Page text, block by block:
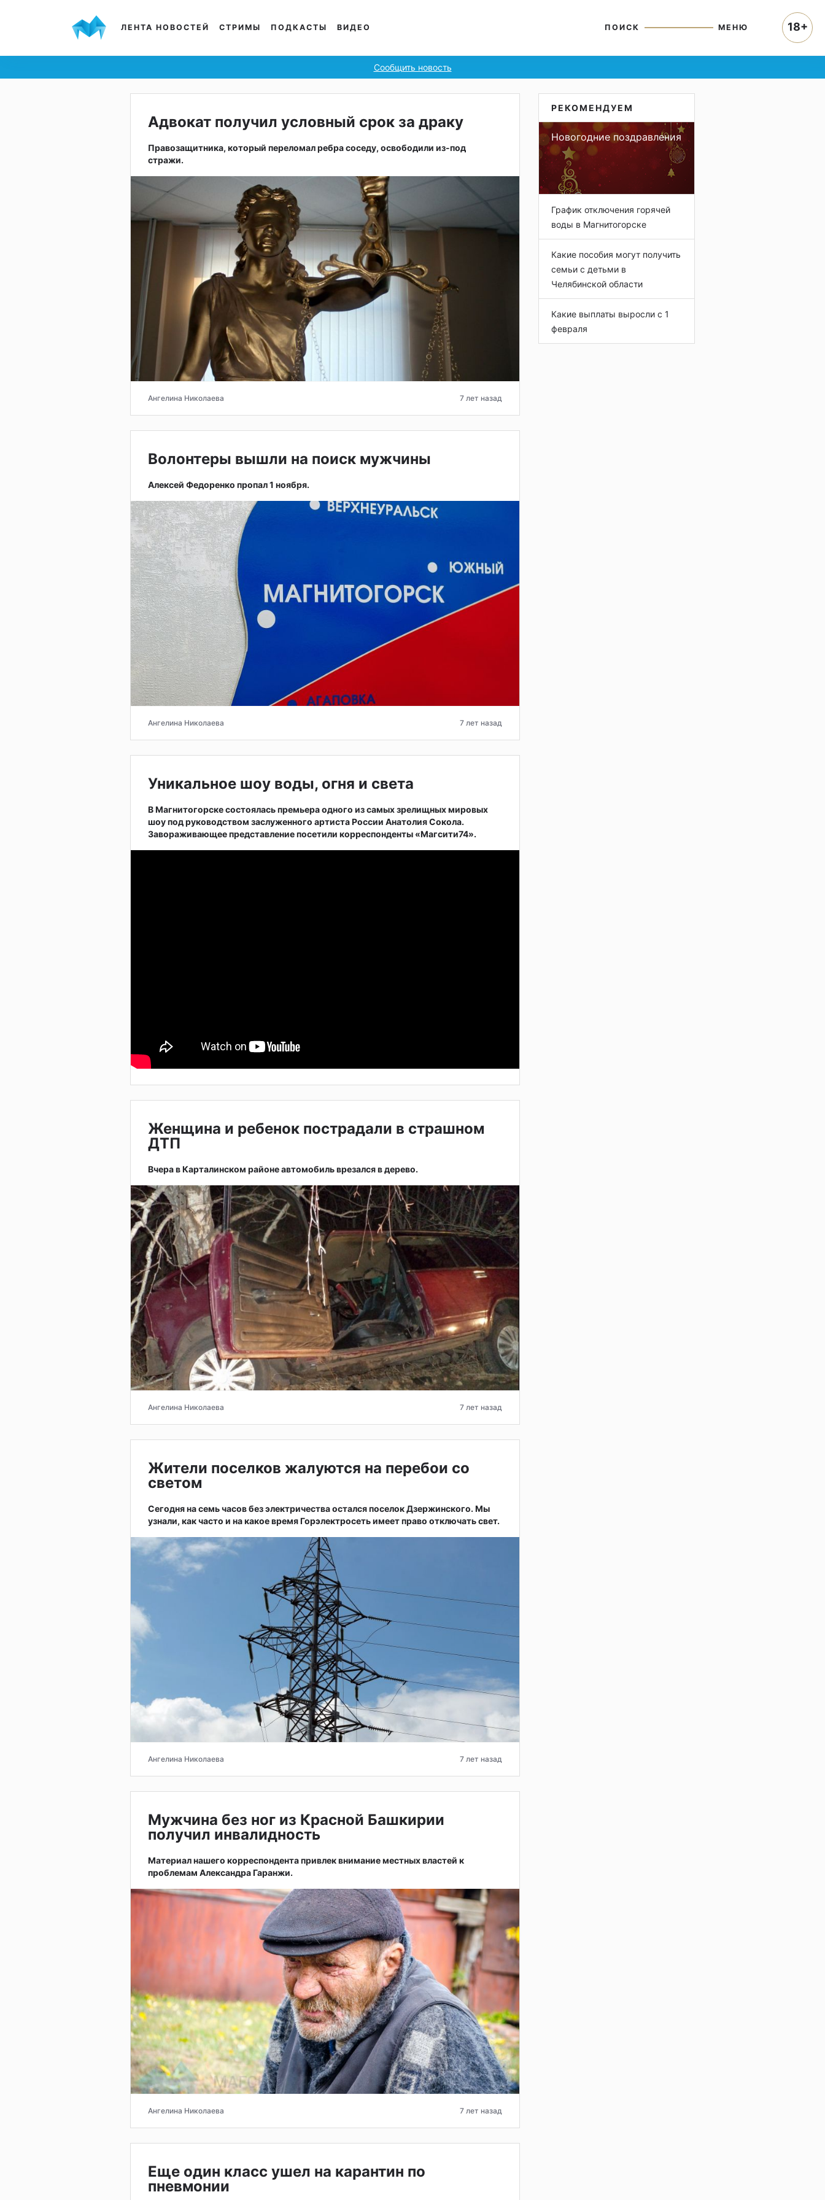
ЛЕНТА НОВОСТЕЙ СТРИМЫ ПОДКАСТЫ ВИДЕО ПОИСК МЕНЮ
Сообщить новость
Адвокат получил условный срок за драку
Правозащитника, который переломал ребра соседу, освободили из-под
стражи.
Ангелина Николаева 7 лет назад
Волонтеры вышли на поиск мужчины
Алексей Федоренко пропал 1 ноября.
Ангелина Николаева 7 лет назад
Уникальное шоу воды, огня и света
В Магнитогорске состоялась премьера одного из самых зрелищных мировых
шоу под руководством заслуженного артиста России Анатолия Сокола.
Завораживающее представление посетили корреспонденты «Магсити74».
Женщина и ребенок пострадали в страшном
ДТП
Вчера в Карталинском районе автомобиль врезался в дерево.
Ангелина Николаева 7 лет назад
Жители поселков жалуются на перебои со
светом
Сегодня на семь часов без электричества остался поселок Дзержинского. Мы
узнали, как часто и на какое время Горэлектросеть имеет право отключать свет.
Ангелина Николаева 7 лет назад
Мужчина без ног из Красной Башкирии
получил инвалидность
Материал нашего корреспондента привлек внимание местных властей к
проблемам Александра Гаранжи.
Ангелина Николаева 7 лет назад
Еще один класс ушел на карантин по
пневмонии
РЕКОМЕНДУЕМ
Новогодние поздравления
График отключения горячей
воды в Магнитогорске
Какие пособия могут получить
семьи с детьми в
Челябинской области
Какие выплаты выросли с 1
февраля
18+